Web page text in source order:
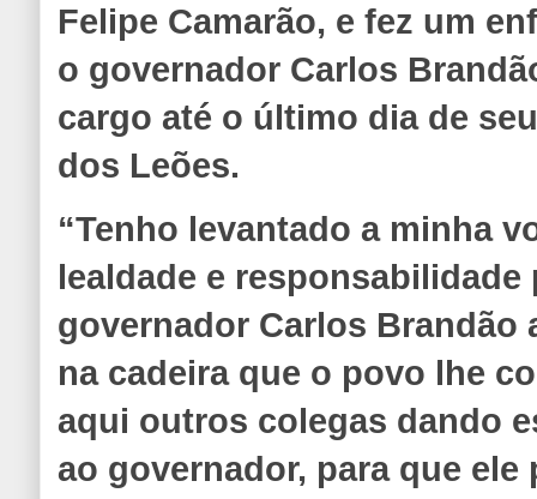
Felipe Camarão, e fez um
o governador Carlos
cargo até o último dia de
dos Leões.
“Tenho levantado a minha
lealdade e responsabilidade
governador Carlos Brandão
na cadeira que o povo lhe
aqui outros colegas dando
ao governador, para que ele